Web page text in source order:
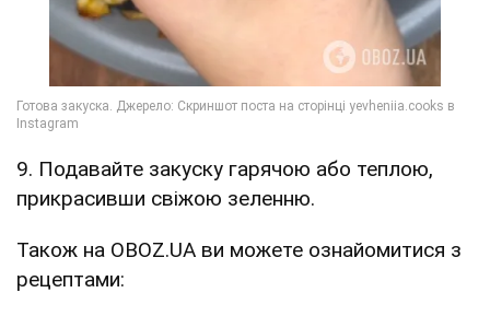
9. Подавайте закуску гарячою або теплою,
прикрасивши свіжою зеленню.
Також на OBOZ.UA ви можете ознайомитися з
рецептами: